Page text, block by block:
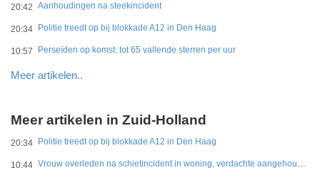
20:42 Aanhoudingen na steekincident
20:34 Politie treedt op bij blokkade A12 in Den Haag
10:57 Perseïden op komst: tot 65 vallende sterren per uur
Meer artikelen..
Meer artikelen in Zuid-Holland
20:34 Politie treedt op bij blokkade A12 in Den Haag
10:44 Vrouw overleden na schietincident in woning, verdachte aangehouden